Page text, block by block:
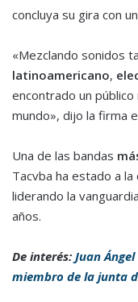
concluya su gira con
«Mezclando sonidos
latinoamericano,
encontrado un
mundo», dijo la firma
Una de las bandas
Tacvba ha estado a
liderando la
años.
De interés: Juan
miembro de la junta